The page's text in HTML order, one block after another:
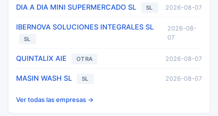
DIA A DIA MINI SUPERMERCADO SL SL 2026-08-07
IBERNOVA SOLUCIONES INTEGRALES SL
SL
2026-08-
07
QUINTALIX AIE OTRA 2026-08-07
MASIN WASH SL SL 2026-08-07
Ver todas las empresas →